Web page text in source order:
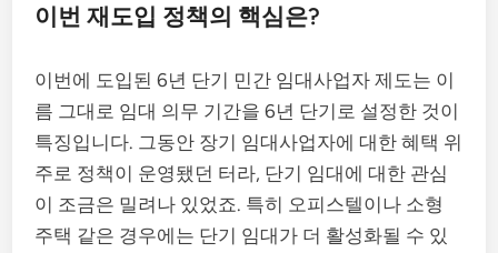
이번 재도입 정책의 핵심은?
이번에 도입된 6년 단기 민간 임대사업자 제도는 이
름 그대로 임대 의무 기간을 6년 단기로 설정한 것이
특징입니다. 그동안 장기 임대사업자에 대한 혜택 위
주로 정책이 운영됐던 터라, 단기 임대에 대한 관심
이 조금은 밀려나 있었죠. 특히 오피스텔이나 소형
주택 같은 경우에는 단기 임대가 더 활성화될 수 있